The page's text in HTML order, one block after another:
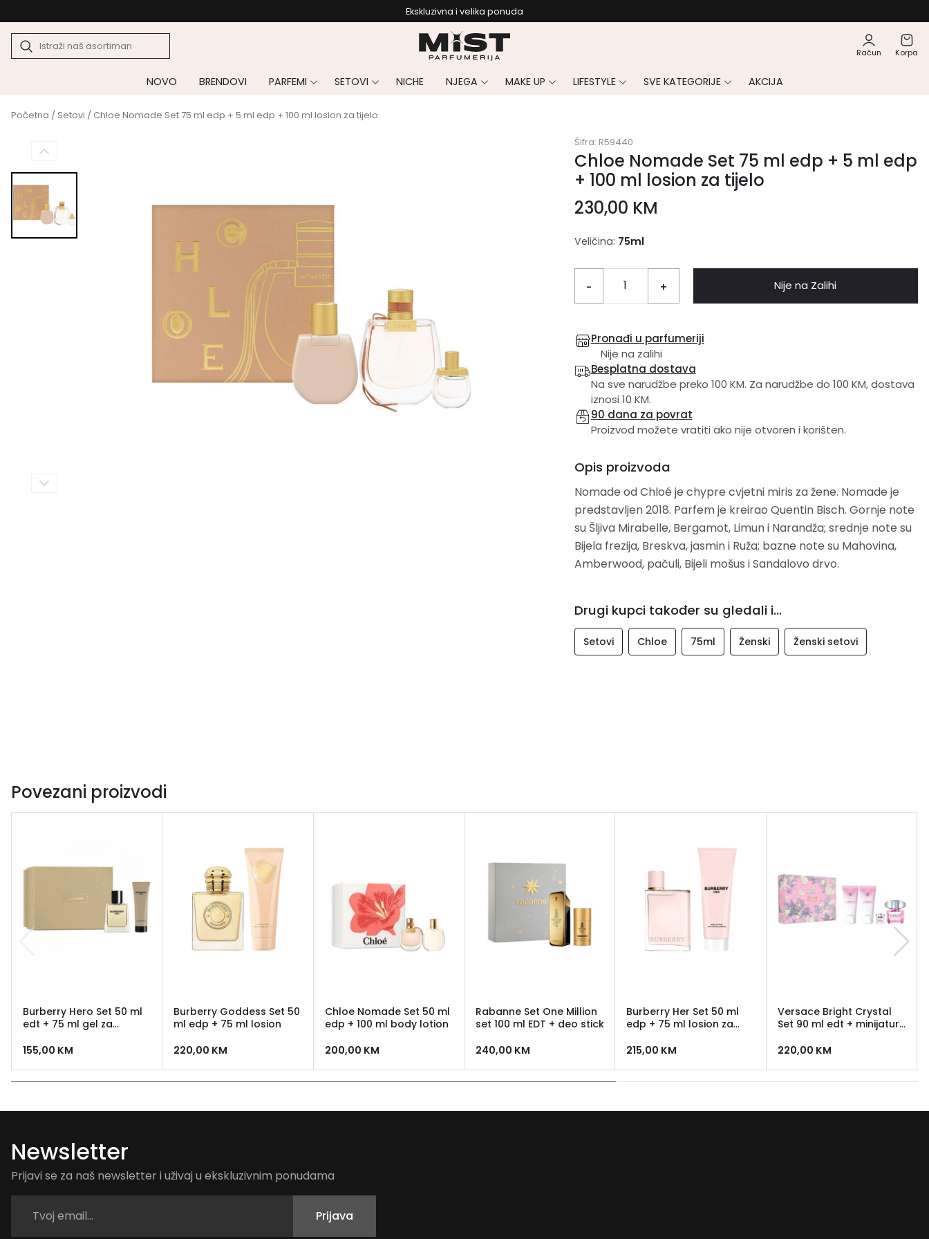
Ekskluzivna i velika ponuda
Račun Korpa
NOVO BRENDOVI PARFEMI SETOVI NICHE NJEGA MAKE UP LIFESTYLE SVE KATEGORIJE AKCIJA
Početna / Setovi / Chloe Nomade Set 75 ml edp + 5 ml edp + 100 ml losion za tijelo
Šifra: R59440
Chloe Nomade Set 75 ml edp + 5 ml edp
+ 100 ml losion za tijelo
230,00 KM
Veličina: 75ml
- + Nije na Zalihi
Pronađi u parfumeriji
Nije na zalihi
Besplatna dostava
Na sve narudžbe preko 100 KM. Za narudžbe do 100 KM, dostava
iznosi 10 KM.
90 dana za povrat
Proizvod možete vratiti ako nije otvoren i korišten.
Opis proizvoda
Nomade od Chloé je chypre cvjetni miris za žene. Nomade je
predstavljen 2018. Parfem je kreirao Quentin Bisch. Gornje note
su Šljiva Mirabelle, Bergamot, Limun i Narandža; srednje note su
Bijela frezija, Breskva, jasmin i Ruža; bazne note su Mahovina,
Amberwood, pačuli, Bijeli mošus i Sandalovo drvo.
Drugi kupci također su gledali i...
Setovi Chloe 75ml Ženski Ženski setovi
Povezani proizvodi
Burberry Hero Set 50 ml
edt + 75 ml gel za
155,00 KM
Burberry Goddess Set 50
ml edp + 75 ml losion
220,00 KM
Chloe Nomade Set 50 ml
edp + 100 ml body lotion
200,00 KM
Rabanne Set One Million
set 100 ml EDT + deo stick
240,00 KM
Burberry Her Set 50 ml
edp + 75 ml losion za
215,00 KM
Versace Bright Crystal
Set 90 ml edt + minijatura
ml gel za tusiranje + 5 ml
220,00 KM
Newsletter
Prijavi se za naš newsletter i uživaj u ekskluzivnim ponudama
Prijava